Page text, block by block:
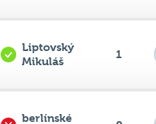
Liptovský
Mikuláš
1
berlínské